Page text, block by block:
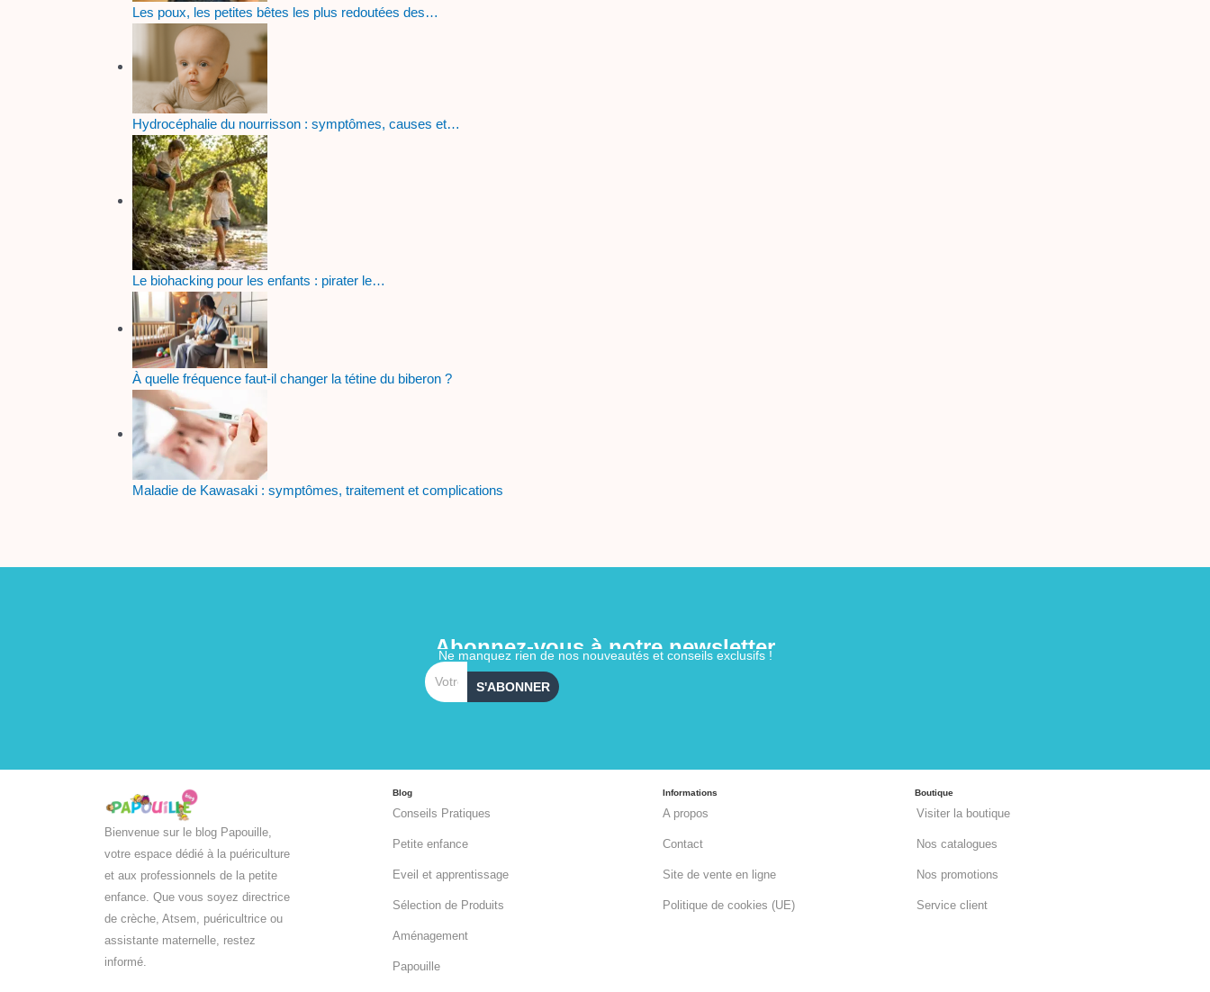
Les poux, les petites bêtes les plus redoutées des…
Hydrocéphalie du nourrisson : symptômes, causes et…
Le biohacking pour les enfants : pirater le…
À quelle fréquence faut-il changer la tétine du biberon ?
Maladie de Kawasaki : symptômes, traitement et complications
Abonnez-vous à notre newsletter
Ne manquez rien de nos nouveautés et conseils exclusifs !
Email
S'ABONNER
Bienvenue sur le blog Papouille,
votre espace dédié à la puériculture
et aux professionnels de la petite
enfance. Que vous soyez directrice
de crèche, Atsem, puéricultrice ou
assistante maternelle, restez
informé.
Blog
Conseils Pratiques
Petite enfance
Eveil et apprentissage
Sélection de Produits
Aménagement
Papouille
Informations
A propos
Contact
Site de vente en ligne
Politique de cookies (UE)
Boutique
Visiter la boutique
Nos catalogues
Nos promotions
Service client